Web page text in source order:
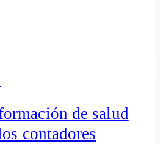
de salud
contadores